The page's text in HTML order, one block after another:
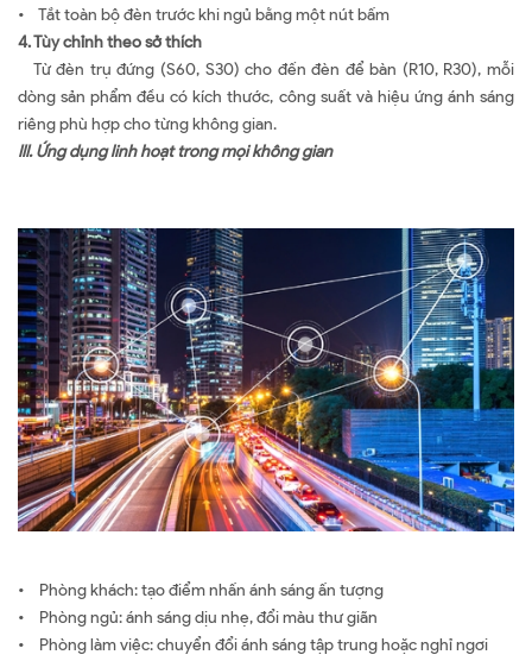
• Tắt toàn bộ đèn trước khi ngủ bằng một nút bấm
4. Tùy chỉnh theo sở thích
Từ đèn trụ đứng (S60, S30) cho đến đèn để bàn (R10, R30), mỗi
dòng sản phẩm đều có kích thước, công suất và hiệu ứng ánh sáng
riêng phù hợp cho từng không gian.
III.Ứng dụnglinh hoạt trong mọi không gian
• Phòng khách: tạo điểm nhấn ánh sáng ấn tượng
• Phòng ngủ: ánh sáng dịu nhẹ, đổi màu thư giãn
• Phòng làm việc: chuyển đổi ánh sáng tập trung hoặc nghỉ ngơi